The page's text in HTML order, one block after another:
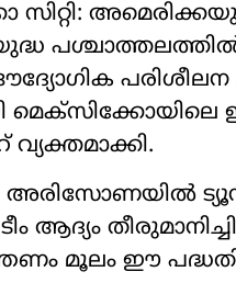
സിറ്റി:
ആദ്യം
മൂലം ഈ